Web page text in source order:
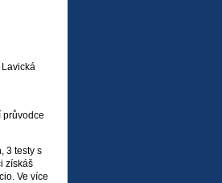
průvodce
3 testy s
získáš
Ve více